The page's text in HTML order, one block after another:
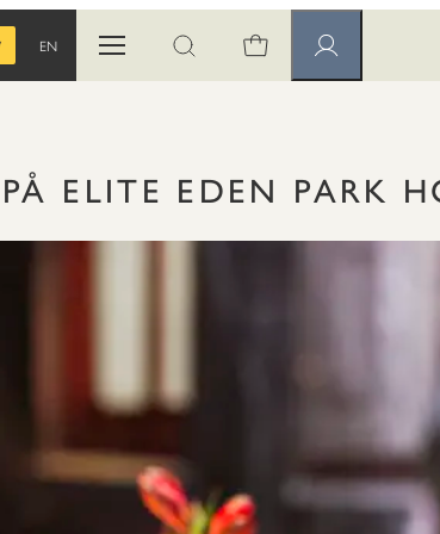
EN
Öppna menynÖppna sök Medlemssidor
ELITE EDEN PARK